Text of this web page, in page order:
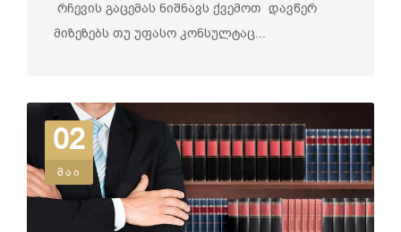
რჩევის გაცემას ნიშნავს ქვემოთ დავწერ
მიზეზებს თუ უფასო კონსულტაც...
02
მაი